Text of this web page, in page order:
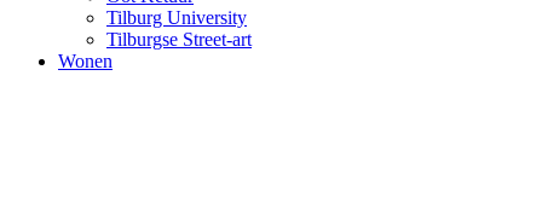
Tilburg University
Tilburgse Street-art
Wonen